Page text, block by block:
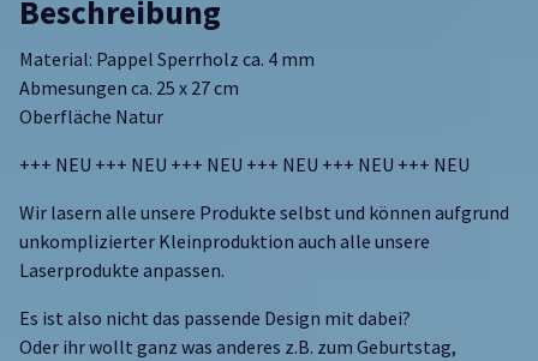
Beschreibung
Material: Pappel Sperrholz ca. 4 mm
Abmesungen ca. 25 x 27 cm
Oberfläche Natur
+++ NEU +++ NEU +++ NEU +++ NEU +++ NEU +++ NEU
Wir lasern alle unsere Produkte selbst und können aufgrund
unkomplizierter Kleinproduktion auch alle unsere
Laserprodukte anpassen.
Es ist also nicht das passende Design mit dabei?
Oder ihr wollt ganz was anderes z.B. zum Geburtstag,